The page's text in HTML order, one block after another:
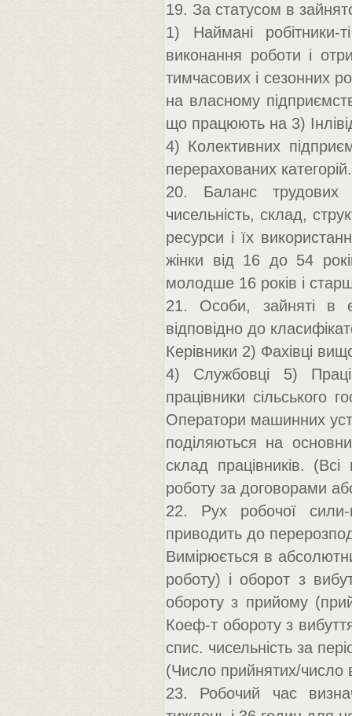
19. За статусом в
1) Наймані
виконання роботи і
тимчасових і сезонних
на власному
що працюють на 3)
4) Колективних
перерахованих категорій.
20. Баланс трудових
чисельність, склад,
ресурси і їх
жінки від 16 до 54
молодше 16 років і
21. Особи, зайняті в
відповідно до
Керівники 2) Фахівці
4) Службовці 5)
працівники сільського
Оператори машинних
поділяються на
склад працівників.
роботу за договорами
22. Рух робочої сили-
приводить до
Вимірюється в
роботу) і оборот з
обороту з прийому
Коеф-т обороту з
спис. чисельність за
(Число прийнятих/число
23. Робочий час